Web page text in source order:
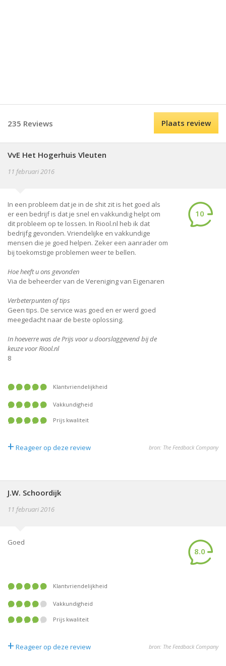
235 Reviews Plaats review
VvE Het Hogerhuis Vleuten
11 februari 2016
In een probleem dat je in de shit zit is het goed als
er een bedrijf is dat je snel en vakkundig helpt om
dit probleem op te lossen. In Riool.nl heb ik dat
bedrijfg gevonden. Vriendelijke en vakkundige
mensen die je goed helpen. Zeker een aanrader om
bij toekomstige problemen weer te bellen.
Hoe heeft u ons gevonden
Via de beheerder van de Vereniging van Eigenaren
Verbeterpunten of tips
Geen tips. De service was goed en er werd goed
meegedacht naar de beste oplossing.
In hoeverre was de Prijs voor u doorslaggevend bij de
keuze voor Riool.nl
8
10
Klantvriendelijkheid
Vakkundigheid
Prijs kwaliteit
+ Reageer op deze review bron: The Feedback Company
J.W. Schoordijk
11 februari 2016
Goed
8.0
Klantvriendelijkheid
Vakkundigheid
Prijs kwaliteit
+ Reageer op deze review bron: The Feedback Company